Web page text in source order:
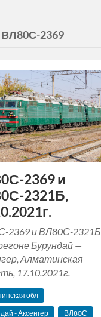
ВЛ80С-2369
2369 и
2321Б,
2369 и ВЛ80С-2321Б
Бурундай —
Алматинская
17.10.2021г.
обл
- Аксенгер
ВЛ80С